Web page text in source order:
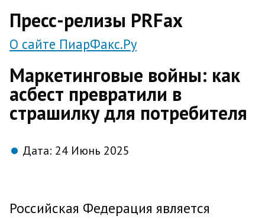
Пресс-релизы PRFax
О сайте ПиарФакс.Ру
Маркетинговые войны: как
асбест превратили в
страшилку для потребителя
Дата: 24 Июнь 2025
Российская Федерация является